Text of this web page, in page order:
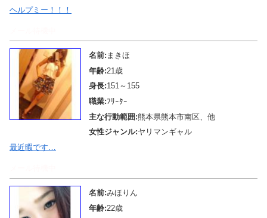
ヘルプミー！！！
名前: まきほ
年齢:21歳
身長:151～155
職業:ﾌﾘｰﾀｰ
主な行動範囲:熊本県熊本市南区、他
女性ジャンル:ヤリマンギャル
最近暇です…
名前:みほりん
年齢:22歳